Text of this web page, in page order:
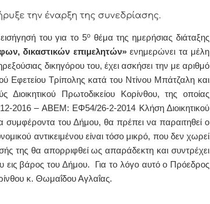
την έναρξη της συνεδρίασης.
του για το 5οθέμα της ημερήσιας διάταξης
δικαστικών επιμελητών»ενημερώνει τα μέλη
δικηγόρου του, έχει ασκήσει την με αριθμό
Εφετείου Τρίπολης κατά του Ντίνου Μπάτζαλη και
Πρωτοδικείου Κορίνθου, της οποίας
12-2016 – ΑΒΕΜ: ΕΦ54/26-2-2014 Κλήση Διοικητικού
συμφέροντα του Δήμου, θα πρέπει να παραιτηθεί ο
αντικειμένου είναι τόσο μικρό, που δεν χωρεί
της θα απορριφθεί ως απαράδεκτη και συντρέχει
εις βάρος του Δήμου. Για το λόγο αυτό ο Πρόεδρος
κ. Θωμαΐδου Αγλαΐας.